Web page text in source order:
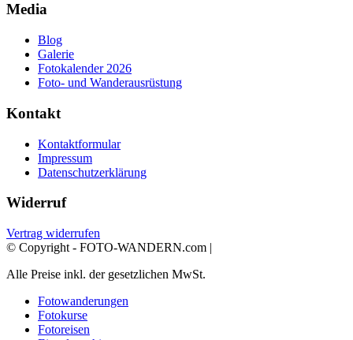
Media
Blog
Galerie
Fotokalender 2026
Foto- und Wanderausrüstung
Kontakt
Kontaktformular
Impressum
Datenschutzerklärung
Widerruf
Vertrag widerrufen
© Copyright - FOTO-WANDERN.com |
Alle Preise inkl. der gesetzlichen MwSt.
Fotowanderungen
Fotokurse
Fotoreisen